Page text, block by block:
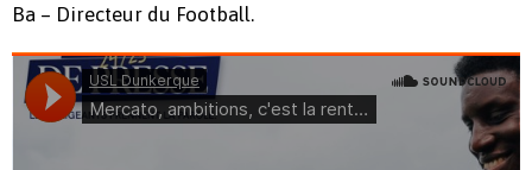
Ba – Directeur du Football.